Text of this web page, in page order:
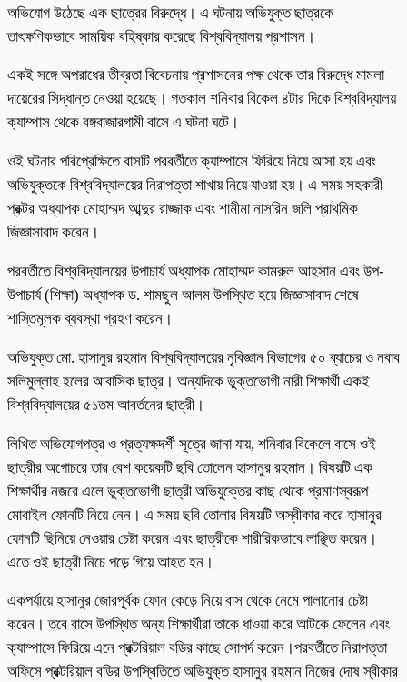
অভিযোগ উঠেছে এক ছাত্রের বিরুদ্ধে। এ ঘটনায় অভিযুক্ত ছাত্রকে
তাৎক্ষণিকভাবে সাময়িক বহিষ্কার করেছে বিশ্ববিদ্যালয় প্রশাসন।
একই সঙ্গে অপরাধের তীব্রতা বিবেচনায় প্রশাসনের পক্ষ থেকে তার বিরুদ্ধে মামলা
দায়েরের সিদ্ধান্ত নেওয়া হয়েছে। গতকাল শনিবার বিকেল ৪টার দিকে বিশ্ববিদ্যালয়
ক্যাম্পাস থেকে বঙ্গবাজারগামী বাসে এ ঘটনা ঘটে।
ওই ঘটনার পরিপ্রেক্ষিতে বাসটি পরবর্তীতে ক্যাম্পাসে ফিরিয়ে নিয়ে আসা হয় এবং
অভিযুক্তকে বিশ্ববিদ্যালয়ের নিরাপত্তা শাখায় নিয়ে যাওয়া হয়। এ সময় সহকারী
প্রক্টর অধ্যাপক মোহাম্মদ আব্দুর রাজ্জাক এবং শামীমা নাসরিন জলি প্রাথমিক
জিজ্ঞাসাবাদ করেন।
পরবর্তীতে বিশ্ববিদ্যালয়ের উপাচার্য অধ্যাপক মোহাম্মদ কামরুল আহসান এবং উপ-
উপাচার্য (শিক্ষা) অধ্যাপক ড. শামছুল আলম উপস্থিত হয়ে জিজ্ঞাসাবাদ শেষে
শাস্তিমূলক ব্যবস্থা গ্রহণ করেন।
অভিযুক্ত মো. হাসানুর রহমান বিশ্ববিদ্যালয়ের নৃবিজ্ঞান বিভাগের ৫০ ব্যাচের ও নবাব
সলিমুল্লাহ হলের আবাসিক ছাত্র। অন্যদিকে ভুক্তভোগী নারী শিক্ষার্থী একই
বিশ্ববিদ্যালয়ের ৫১তম আবর্তনের ছাত্রী।
লিখিত অভিযোগপত্র ও প্রত্যক্ষদর্শী সূত্রে জানা যায়, শনিবার বিকেলে বাসে ওই
ছাত্রীর অগোচরে তার বেশ কয়েকটি ছবি তোলেন হাসানুর রহমান। বিষয়টি এক
শিক্ষার্থীর নজরে এলে ভুক্তভোগী ছাত্রী অভিযুক্তের কাছ থেকে প্রমাণস্বরূপ
মোবাইল ফোনটি নিয়ে নেন। এ সময় ছবি তোলার বিষয়টি অস্বীকার করে হাসানুর
ফোনটি ছিনিয়ে নেওয়ার চেষ্টা করেন এবং ছাত্রীকে শারীরিকভাবে লাঞ্ছিত করেন।
এতে ওই ছাত্রী নিচে পড়ে গিয়ে আহত হন।
একপর্যায়ে হাসানুর জোরপূর্বক ফোন কেড়ে নিয়ে বাস থেকে নেমে পালানোর চেষ্টা
করেন। তবে বাসে উপস্থিত অন্য শিক্ষার্থীরা তাকে ধাওয়া করে আটকে ফেলেন এবং
ক্যাম্পাসে ফিরিয়ে এনে প্রক্টরিয়াল বডির কাছে সোপর্দ করেন।পরবর্তীতে নিরাপত্তা
অফিসে প্রক্টরিয়াল বডির উপস্থিতিতে অভিযুক্ত হাসানুর রহমান নিজের দোষ স্বীকার